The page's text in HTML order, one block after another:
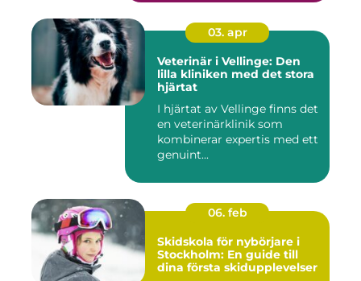
03. apr
Veterinär i Vellinge: Den
lilla kliniken med det stora
hjärtat
I hjärtat av Vellinge finns det
en veterinärklinik som
kombinerar expertis med ett
genuint...
06. feb
Skidskola för nybörjare i
Stockholm: En guide till
dina första skidupplevelser